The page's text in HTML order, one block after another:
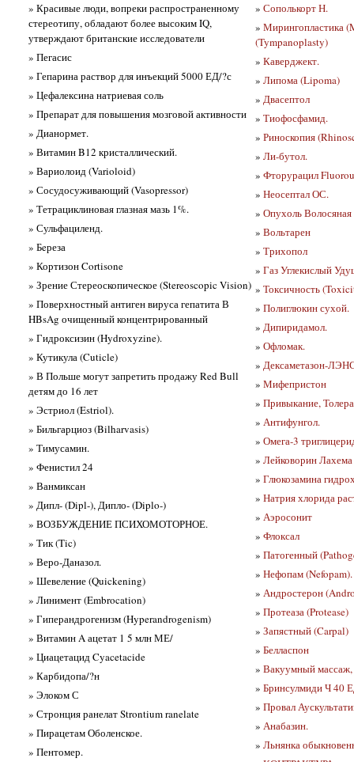
» Красивые люди, вопреки распространенному
стереотипу, обладают более высоким IQ,
утверждают британские исследователи
» Пегасис
» Гепарина раствор для инъекций 5000 ЕД/?с
» Цефалексина натриевая соль
» Препарат для повышения мозговой активности
» Дианормет.
» Витамин B12 кристаллический.
» Вариолоид (Varioloid)
» Сосудосуживающий (Vasopressor)
» Тетрациклиновая глазная мазь 1%.
» Сульфациленд.
» Бeреза
» Кортизон Cortisone
» Зрение Стереоскопическое (Stereoscopic Vision)
» Поверхностный антиген вируса гепатита В
HBsAg очищенный концентрированный
» Гидроксизин (Hydroxyzine).
» Кутикула (Cuticle)
» В Польше могут запретить продажу Red Bull
детям до 16 лет
» Эстриол (Estriol).
» Бильгарциоз (Bilharvasis)
» Тимусамин.
» Фенистил 24
» Ванмиксан
» Дипл- (Dipl-), Дипло- (Diplo-)
» ВОЗБУЖДЕНИЕ ПСИХОМОТОРНОЕ.
» Тик (Tic)
» Веро-Даназол.
» Шевеление (Quickening)
» Линимент (Embrocation)
» Гиперандрогенизм (Hyperandrogenism)
» Витамин A ацетат 1 5 млн МЕ/
» Циацетацид Cyacetacide
» Карбидопа/?н
» Элоком С
» Стронция ранелат Strontium ranelate
» Пирацетам Оболенское.
» Пентомер.
» Сополькорт Н.
» Мирингопластика
(Tympanoplasty)
» Каверджект.
» Липома (Lipoma)
» Двасептол
» Тиофосфамид.
» Риноскопия
» Ли-бутол.
» Фторурацил
» Неосептал ОС.
» Опухоль
» Вольтарен
» Трихопол
» Газ Углекислый
» Токсичность
» Полиглюкин сухой.
» Дипиридамол.
» Офломак.
» Дексаметазон-
» Мифепристон
» Привыкание,
» Антифунгол.
» Омега-3
» Лейковорин Лахема
» Глюкозамина
» Натрия хлорида
» Аэросонит
» Флоксал
» Патогенный
» Нефопам (Nefopam).
» Андростерон
» Протеаза (Protease)
» Запястный (Carpal)
» Белласпон
» Вакуумный массаж,
» Бринсулмиди Ч 40
» Провал
» Анабазин.
» Льнянка